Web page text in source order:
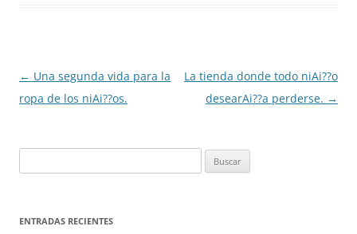
Navegación
de
← Una segunda vida para la
ropa de los niAi??os.
La tienda donde todo niAi??o
desearAi??a perderse. →
ENTRADAS RECIENTES